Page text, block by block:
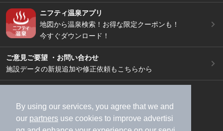
By using our services, you agree that we and
our partners use cookies to improve advertisi
ニフティ温泉アプリ
地図から温泉検索！お得な限定クーポンも！
今すぐダウンロード！
ご意見ご要望 ・お問い合わせ
施設データの新規追加や修正依頼もこちらから
加盟店募集（資料請求）
広告出稿のご案内
利用規約
ライフスタイルMEMBERS+規約